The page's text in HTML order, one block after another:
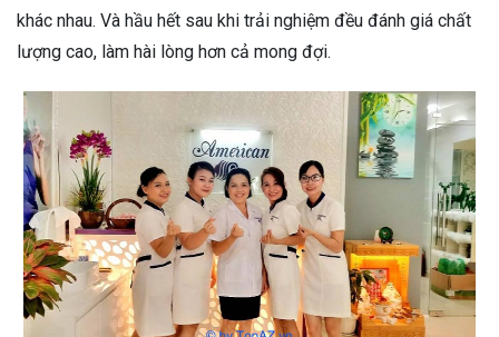
khác nhau. Và hầu hết sau khi trải nghiệm đều đánh giá chất
lượng cao, làm hài lòng hơn cả mong đợi.